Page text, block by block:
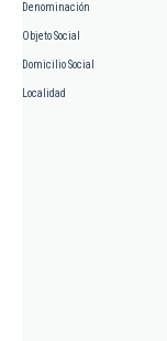
Denominación
Objeto Social
Domicilio Social
Localidad